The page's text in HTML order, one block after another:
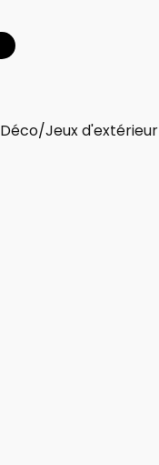
Déco/Jeux d'extérieur